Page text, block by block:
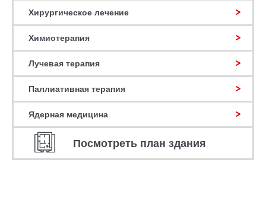
Хирургическое лечение
Химиотерапия
Лучевая терапия
Паллиативная терапия
Ядерная медицина
Посмотреть план здания